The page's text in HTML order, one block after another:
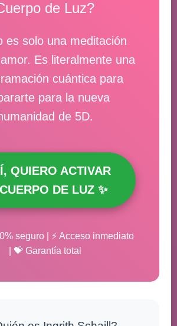
de Luz?
es solo una meditación
Es literalmente una
cuántica para
para la nueva
de 5D.
QUIERO ACTIVAR
DE LUZ ✨
seguro | ⚡ Acceso inmediato
| 💝 Garantía total